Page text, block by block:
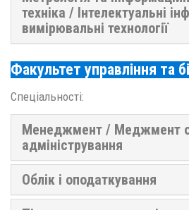
техніка / Інтелектуальні
вимірювальні технології
Факультет управління та
Спеціальності:
Менеджмент / Меджмент
адміністрування
Облік і оподаткування